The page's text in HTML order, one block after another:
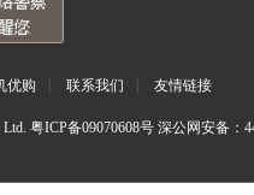
优购 联系我们 友情链接
Ltd. 粤ICP备09070608号 深公网安备：